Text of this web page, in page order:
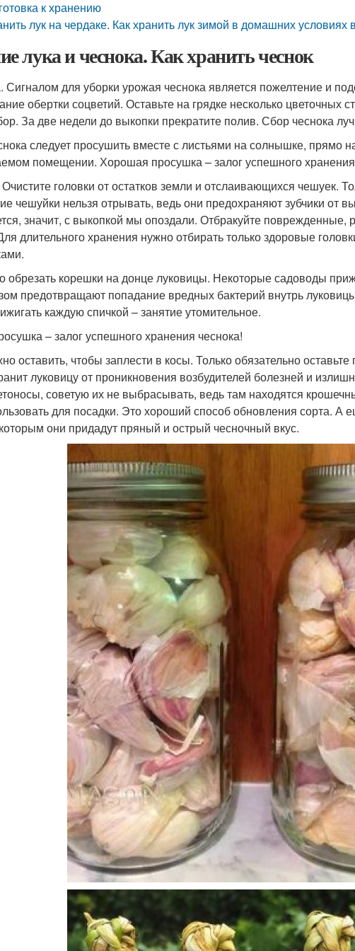
к хранению
лук на чердаке. Как хранить лук зимой в домашних условиях
лука и чеснока. Как хранить чеснок
Сигналом для уборки урожая чеснока является пожелтение и
обертки соцветий. Оставьте на грядке несколько цветочных
За две недели до выкопки прекратите полив. Сбор чеснока
следует просушить вместе с листьями на солнышке, прямо
помещении. Хорошая просушка – залог успешного хранения
головки от остатков земли и отслаивающихся чешуек.
чешуйки нельзя отрывать, ведь они предохраняют зубчики от
значит, с выкопкой мы опоздали. Отбракуйте поврежденные,
длительного хранения нужно отбирать только здоровые
обрезать корешки на донце луковицы. Некоторые садоводы
предотвращают попадание вредных бактерий внутрь
каждую спичкой – занятие утомительное.
– залог успешного хранения чеснока!
оставить, чтобы заплести в косы. Только обязательно
луковицу от проникновения возбудителей болезней и
советую их не выбрасывать, ведь там находятся
для посадки. Это хороший способ обновления сорта.
они придадут пряный и острый чесночный вкус.